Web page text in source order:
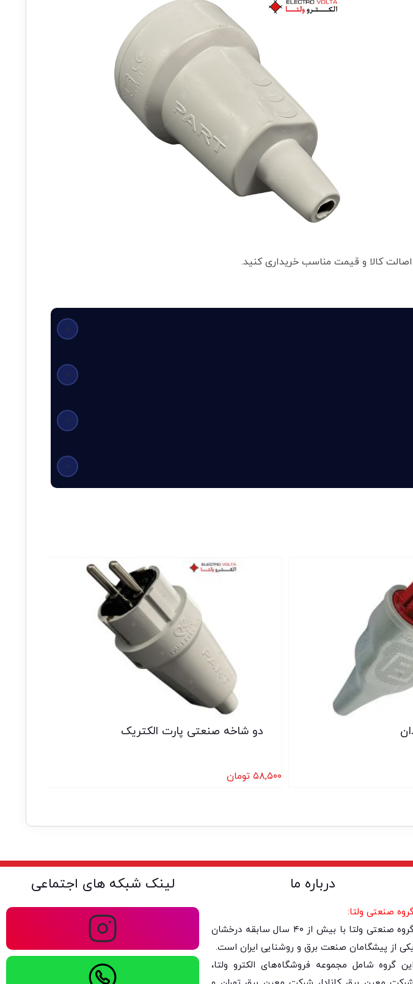
کالا و قیمت مناسب خریداری کنید.
دو شاخه صنعتی پارت الکتریک
۵۸,۵۰۰ تومان
درباره ما
صنعتی ولتا:
گروه صنعتی ولتا با بیش از ۴۰ سال سابقه درخشان
یکی از پیشگامان صنعت برق و روشنایی ایران است.
این گروه شامل مجموعه فروشگاه‌های الکترو ولتا،
لینک شبکه های اجتماعی